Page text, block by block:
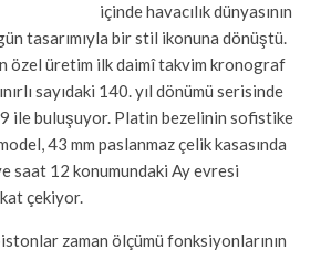
içinde havacılık dünyasının
tasarımıyla bir stil ikonuna dönüştü.
özel üretim ilk daimî takvim kronograf
sayıdaki 140. yıl dönümü serisinde
ile buluşuyor. Platin bezelinin sofistike
43 mm paslanmaz çelik kasasında
saat 12 konumundaki Ay evresi
çekiyor.
zaman ölçümü fonksiyonlarının